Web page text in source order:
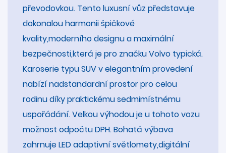
převodovkou. Tento luxusní vůz představuje
dokonalou harmonii špičkové
kvality,moderního designu a maximální
bezpečnosti,která je pro značku Volvo typická.
Karoserie typu SUV v elegantním provedení
nabízí nadstandardní prostor pro celou
rodinu díky praktickému sedmimístnému
uspořádání. Velkou výhodou je u tohoto vozu
možnost odpočtu DPH. Bohatá výbava
zahrnuje LED adaptivní světlomety,digitální